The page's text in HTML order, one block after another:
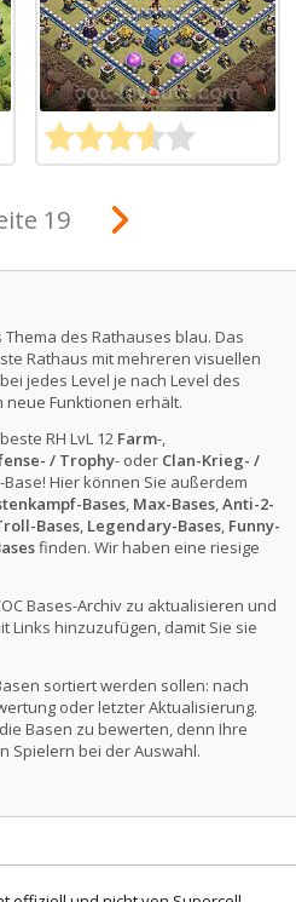
19
des Rathauses blau. Das
Rathaus mit mehreren visuellen
jedes Level je nach Level des
neue Funktionen erhält.
RH LvL 12 Farm-,
/ Trophy- oder Clan-Krieg- /
-Base! Hier können Sie außerdem
Bases, Max-Bases,Anti-2-
Bases, Legendary-Bases, Funny-
finden. Wir haben eine riesige
Bases-Archiv zu aktualisieren und
Links hinzuzufügen, damit Sie sie
sortiert werden sollen: nach
oder letzter Aktualisierung.
Basen zu bewerten, denn Ihre
Spielern bei der Auswahl.